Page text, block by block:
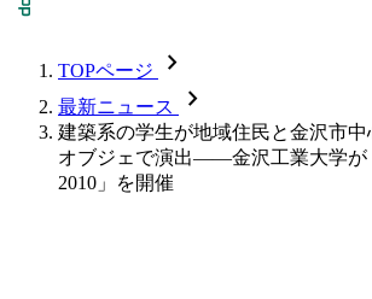
TOPページ chevron_forward
最新ニュース chevron_forward
建築系の学生が地域住民と金沢市
オブジェで演出――金沢工業大学が
2010」を開催